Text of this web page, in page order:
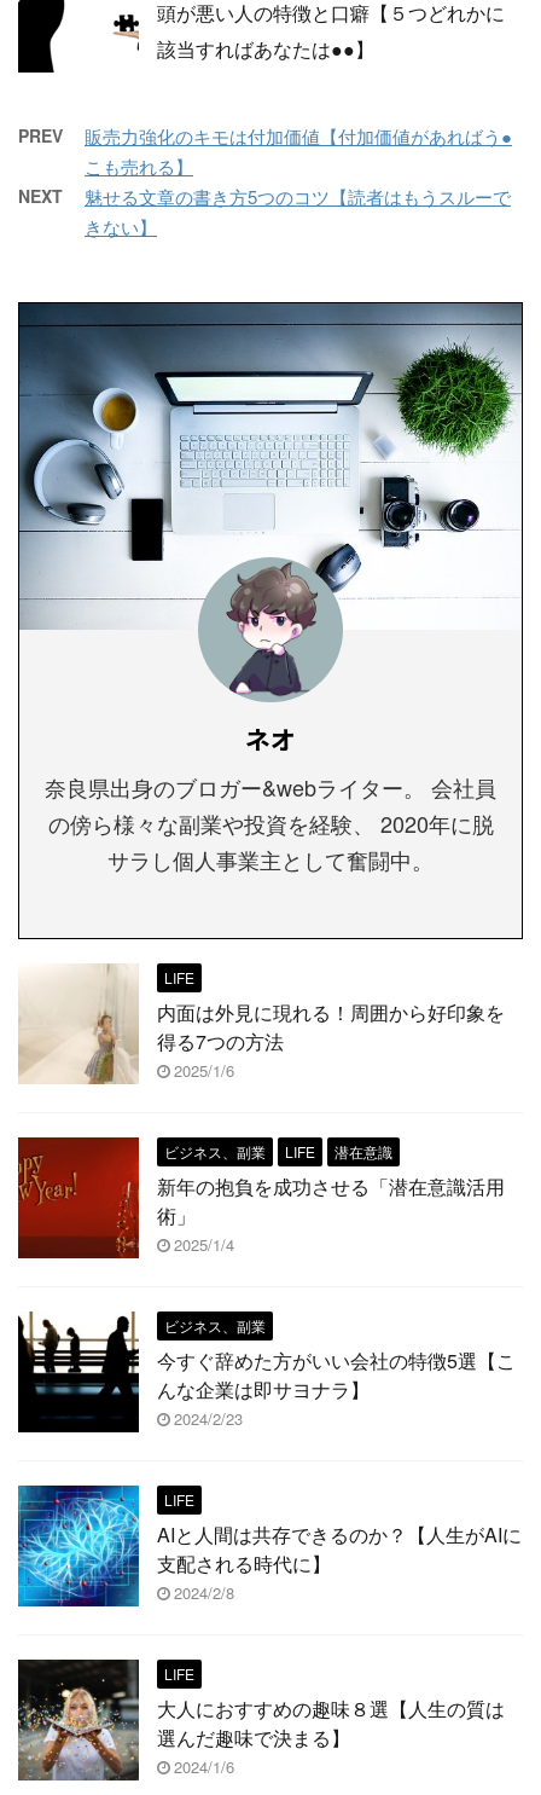
頭が悪い人の特徴と口癖【５つどれかに
該当すればあなたは●●】
PREV
販売力強化のキモは付加価値【付加価値があればう●
こも売れる】
NEXT
魅せる文章の書き方5つのコツ【読者はもうスルーで
きない】
ネオ
奈良県出身のブロガー&webライター。 会社員
の傍ら様々な副業や投資を経験、 2020年に脱
サラし個人事業主として奮闘中。
LIFE
内面は外見に現れる！周囲から好印象を
得る7つの方法
2025/1/6
ビジネス、副業 LIFE 潜在意識
新年の抱負を成功させる「潜在意識活用
術」
2025/1/4
ビジネス、副業
今すぐ辞めた方がいい会社の特徴5選【こ
んな企業は即サヨナラ】
2024/2/23
LIFE
AIと人間は共存できるのか？【人生がAIに
支配される時代に】
2024/2/8
LIFE
大人におすすめの趣味８選【人生の質は
選んだ趣味で決まる】
2024/1/6